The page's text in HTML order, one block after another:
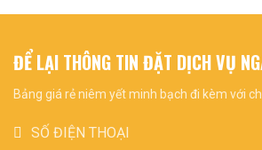
ĐỂ LẠI THÔNG TIN ĐẶT DỊCH VỤ
Bảng giá rẻ niêm yết minh bạch đi kèm với
SỐ ĐIỆN THOẠI